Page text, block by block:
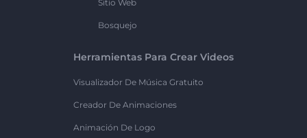
Sitio Web
Bosquejo
Herramientas Para Crear Videos
Visualizador De Música Gratuito
Creador De Animaciones
Animación De Logo